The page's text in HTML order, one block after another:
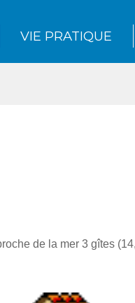
VIE PRATIQUE
de la mer 3 gîtes